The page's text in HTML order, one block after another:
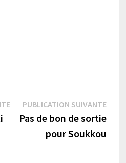
Publication
précédente :
PUBLICATION SUIVANTE
Pas de bon de sortie
pour Soukkou